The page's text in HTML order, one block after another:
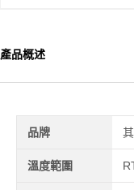
產品概述
品牌
溫度範圍